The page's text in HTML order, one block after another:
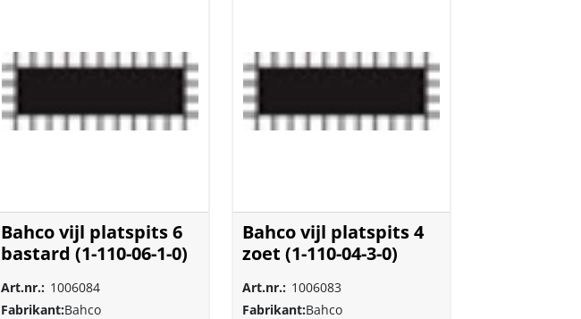
Bahco vijl platspits 6
bastard (1-110-06-1-0)
Art.nr.: 1006084
Fabrikant:Bahco
Bahco vijl platspits 4
zoet (1-110-04-3-0)
Art.nr.: 1006083
Fabrikant:Bahco